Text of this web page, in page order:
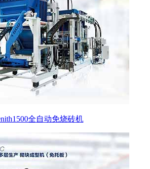
全自动免烧砖机